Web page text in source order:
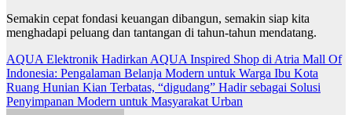
Semakin cepat fondasi keuangan dibangun, semakin siap kita
menghadapi peluang dan tantangan di tahun-tahun mendatang.
Navigasi
pos
AQUA Elektronik Hadirkan AQUA Inspired Shop di Atria Mall Of
Indonesia: Pengalaman Belanja Modern untuk Warga Ibu Kota
Ruang Hunian Kian Terbatas, “digudang” Hadir sebagai Solusi
Penyimpanan Modern untuk Masyarakat Urban